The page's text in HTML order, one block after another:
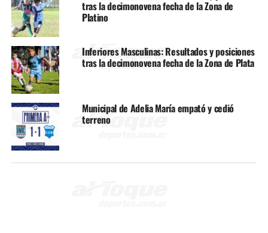
tras la decimonovena fecha de la Zona de
Platino
Inferiores Masculinas: Resultados y posiciones
tras la decimonovena fecha de la Zona de Plata
Municipal de Adelia María empató y cedió
terreno